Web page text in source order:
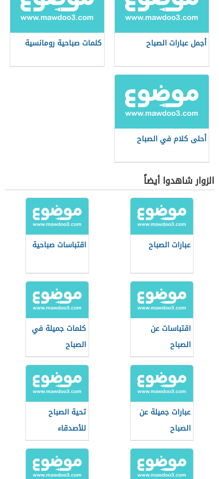
أجمل عبارات الصباح كلمات صباحية رومانسية
أحلى كلام في الصباح
الزوار شاهدوا أيضاً
عبارات الصباح اقتباسات صباحية
اقتباسات عن
الصباح
كلمات جميلة في
الصباح
عبارات جميلة عن
الصباح
تحية الصباح
للأصدقاء